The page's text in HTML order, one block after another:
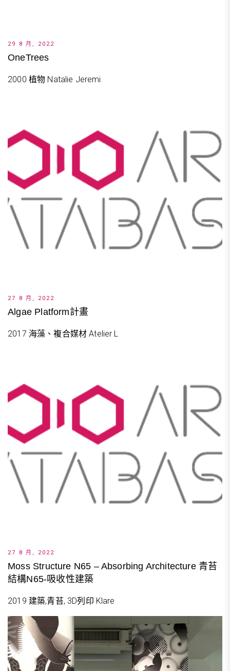
29 8 月, 2022
OneTrees
2000 植物 Natalie Jeremi
27 8 月, 2022
Algae Platform計畫
2017 海藻、複合媒材 Atelier L
27 8 月, 2022
Moss Structure N65 – Absorbing Architecture 青苔
結構N65-吸收性建築
2019 建築,青苔, 3D列印 Klare